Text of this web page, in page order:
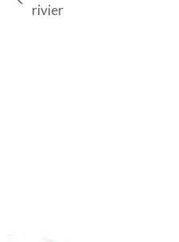
previous
rivier